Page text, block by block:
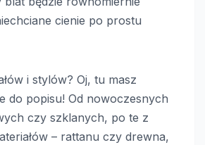
cienie po prostu
i stylów? Oj, tu masz
do popisu! Od nowoczesnych
czy szklanych, po te z
– rattanu czy drewna,